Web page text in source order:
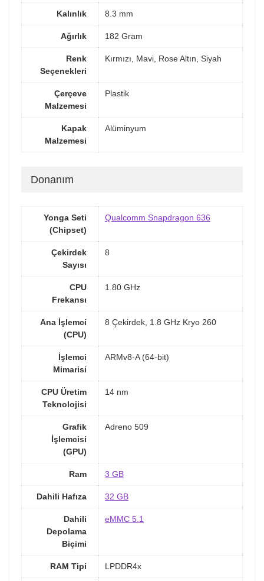
Kalınlık 8.3 mm
Ağırlık 182 Gram
Renk
Seçenekleri
Kırmızı, Mavi, Rose Altın, Siyah
Çerçeve
Malzemesi
Plastik
Kapak
Malzemesi
Alüminyum
Donanım
Yonga Seti
(Chipset)
Qualcomm Snapdragon 636
Çekirdek
Sayısı
8
CPU
Frekansı
1.80 GHz
Ana İşlemci
(CPU)
8 Çekirdek, 1.8 GHz Kryo 260
İşlemci
Mimarisi
ARMv8-A (64-bit)
CPU Üretim
Teknolojisi
14 nm
Grafik
İşlemcisi
(GPU)
Adreno 509
Ram 3 GB
Dahili Hafıza 32 GB
Dahili
Depolama
Biçimi
eMMC 5.1
RAM Tipi LPDDR4x